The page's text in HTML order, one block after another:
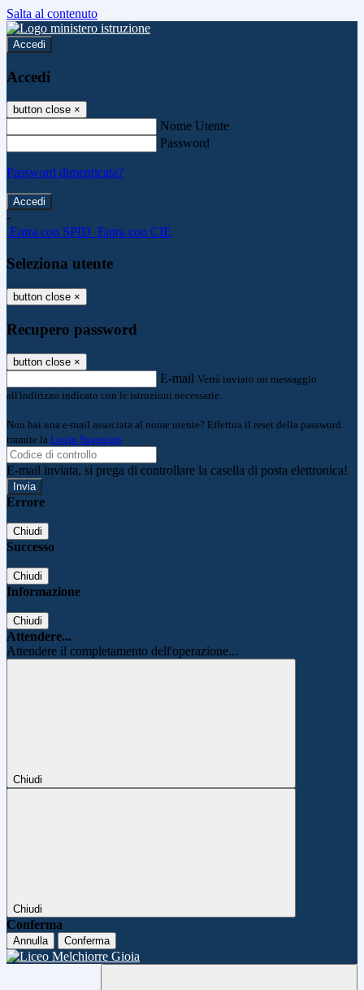
Salta al contenuto
Accedi
Accedi
button close ×
Nome Utente
Password
Password dimenticata?
-
Entra con SPID Entra con CIE
Seleziona utente
button close ×
Recupero password
button close ×
E-mail Verrà inviato un messaggio
all'indirizzo indicato con le istruzioni necessarie.
Non hai una e-mail associata al nome utente? Effettua il reset della password
tramite la Login Spaggiari
E-mail inviata, si prega di controllare la casella di posta elettronica!
Errore
Chiudi
Successo
Chiudi
Informazione
Chiudi
Attendere...
Attendere il completamento dell'operazione...
Chiudi
Chiudi
Conferma
Annulla Conferma